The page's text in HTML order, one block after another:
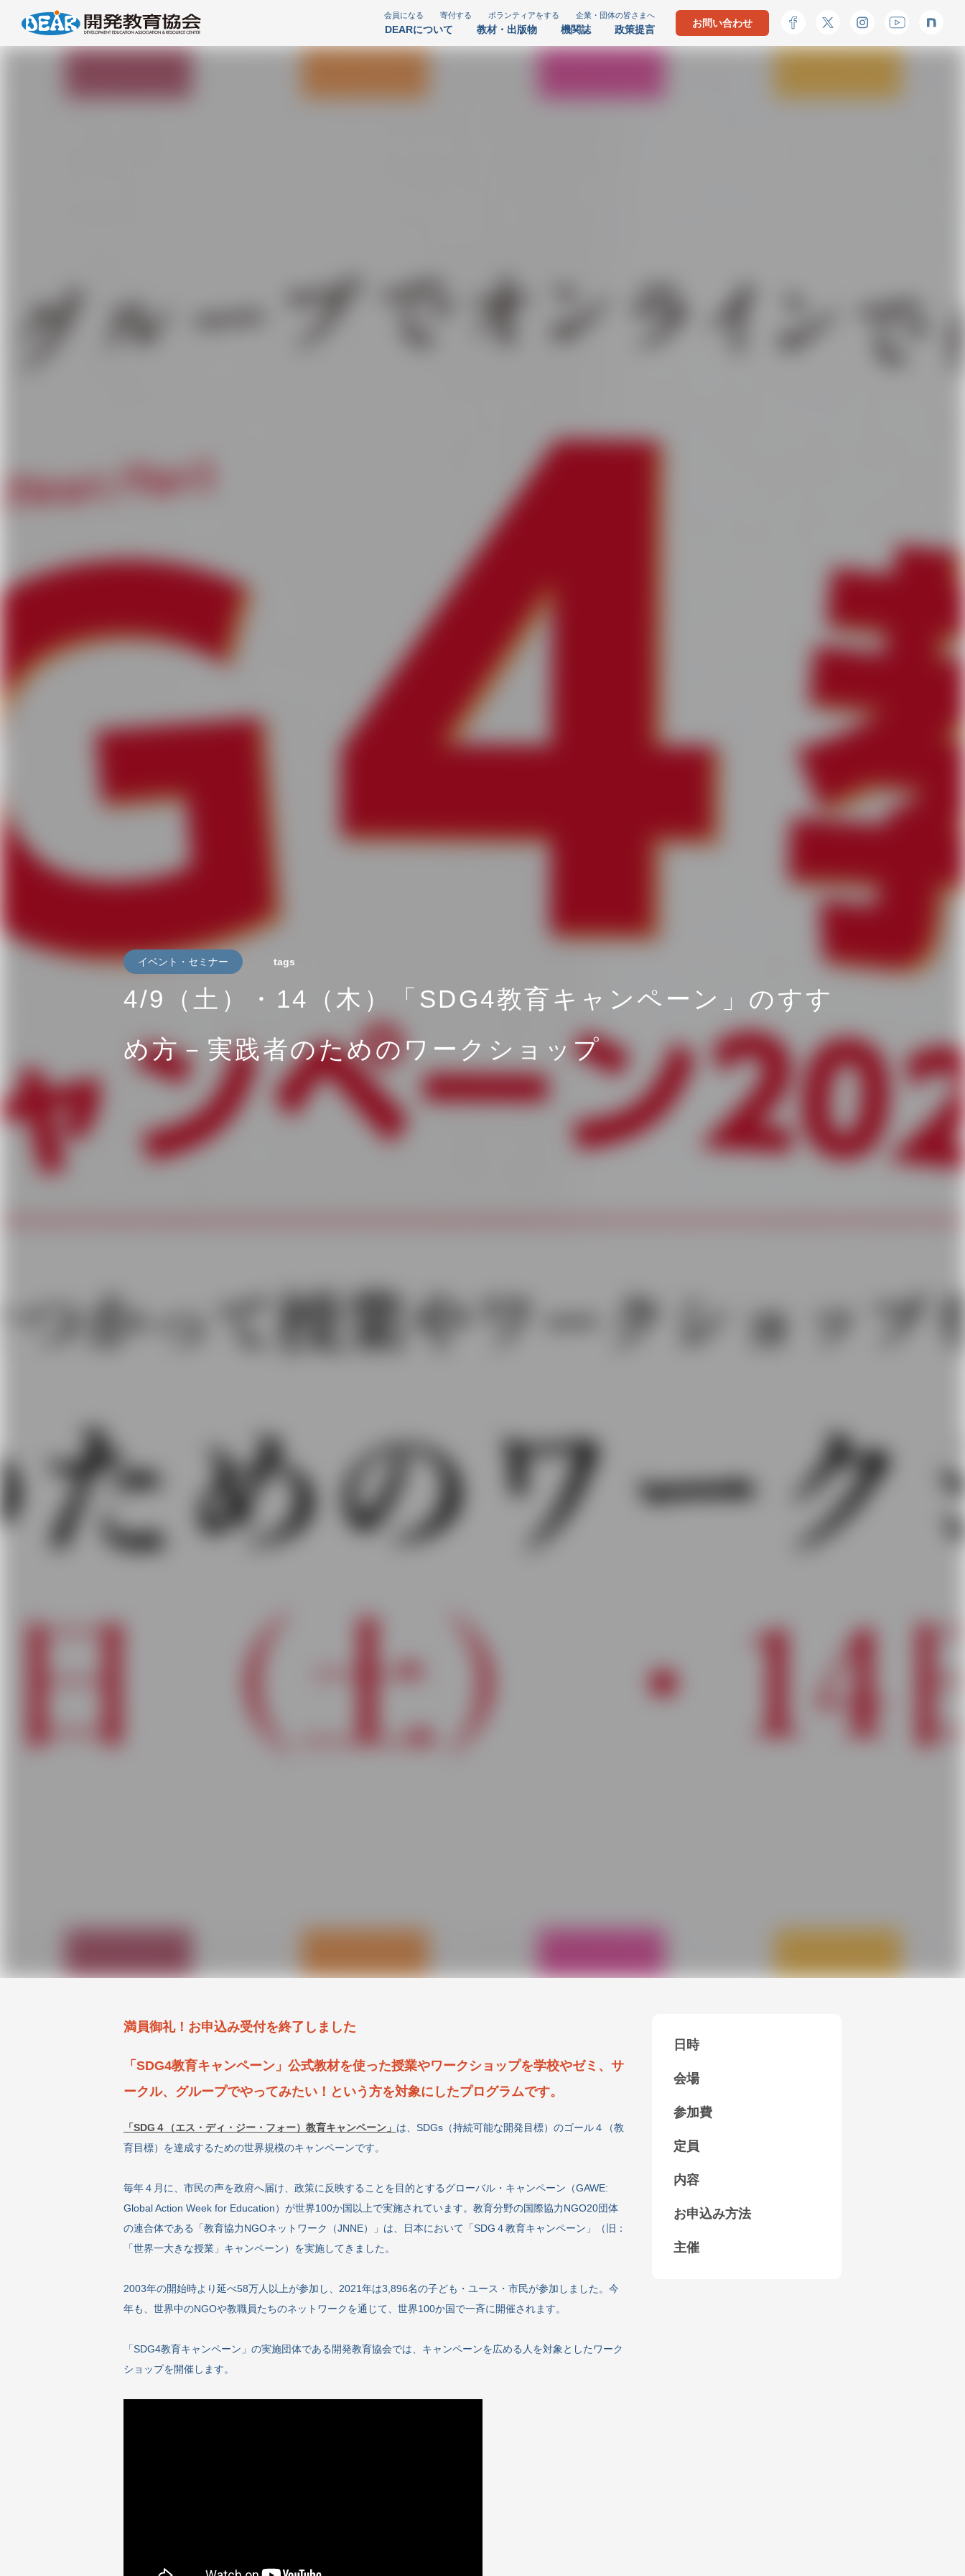
会員になる 寄付する ボランティアをする 企業・団体の皆さまへ
DEARについて 教材・出版物 機関誌 政策提言
お問い合わせ
イベント・セミナー tags
4/9（土）・14（木）「SDG4教育キャンペーン」のすす
め方－実践者のためのワークショップ
日時
会場
参加費
定員
内容
お申込み方法
主催
満員御礼！お申込み受付を終了しました
「SDG4教育キャンペーン」公式教材を使った授業やワークショップを学校やゼミ、サ
ークル、グループでやってみたい！という方を対象にしたプログラムです。
「SDG４（エス・ディ・ジー・フォー）教育キャンペーン」 は、SDGs（持続可能な開発目標）のゴール４（教
育目標）を達成するための世界規模のキャンペーンです。
毎年４月に、市民の声を政府へ届け、政策に反映することを目的とするグローバル・キャンペーン（GAWE:
Global Action Week for Education）が世界100か国以上で実施されています。教育分野の国際協力NGO20団体
の連合体である「教育協力NGOネットワーク（JNNE）」は、日本において「SDG４教育キャンペーン」（旧：
「世界一大きな授業」キャンペーン）を実施してきました。
2003年の開始時より延べ58万人以上が参加し、2021年は3,896名の子ども・ユース・市民が参加しました。今
年も、世界中のNGOや教職員たちのネットワークを通じて、世界100か国で一斉に開催されます。
「SDG4教育キャンペーン」の実施団体である開発教育協会では、キャンペーンを広める人を対象としたワーク
ショップを開催します。